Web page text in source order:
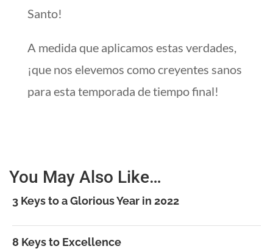
Santo!
A medida que aplicamos estas verdades,
¡que nos elevemos como creyentes sanos
para esta temporada de tiempo final!
You May Also Like…
3 Keys to a Glorious Year in 2022
8 Keys to Excellence